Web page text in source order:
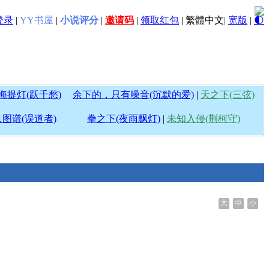
录 | YY书屋 | 小说评分 | 邀请码 | 领取红包 | 繁體中文| 宽版 | 🌓
提灯(跃千愁) 余下的，只有噪音(沉默的爱) | 天之下(三弦)
图谱(误道者) 拳之下(夜雨飘灯) | 未知入侵(荆柯守)
大 中 小